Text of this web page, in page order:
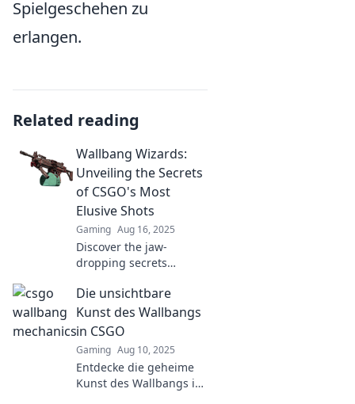
Spielgeschehen zu
erlangen.
Related reading
Wallbang Wizards:
Unveiling the Secrets
of CSGO's Most
Elusive Shots
Gaming Aug 16, 2025
Discover the jaw-
dropping secrets
elusive wallbang shots
and elevate your
gameplay to legendary
status!
Die unsichtbare
Kunst des Wallbangs
in CSGO
Gaming Aug 10, 2025
Entdecke die geheime
Kunst des Wallbangs in